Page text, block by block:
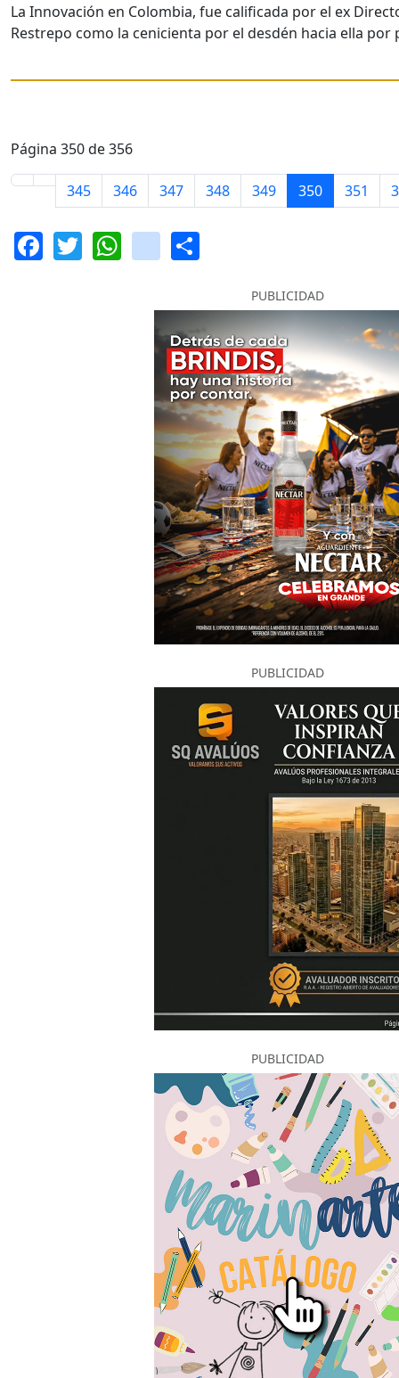
La Innovación en Colombia, fue calificada por el ex
Restrepo como la cenicienta por el desdén hacia ella
Página 350 de 356
345 346 347 348 349 350 351
Facebook
Twitter
WhatsApp
instagram
PUBLICIDAD
PUBLICIDAD
PUBLICIDAD